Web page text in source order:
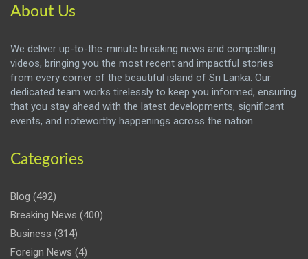
About Us
We deliver up-to-the-minute breaking news and compelling
videos, bringing you the most recent and impactful stories
from every corner of the beautiful island of Sri Lanka. Our
dedicated team works tirelessly to keep you informed, ensuring
that you stay ahead with the latest developments, significant
events, and noteworthy happenings across the nation.
Categories
Blog (492)
Breaking News (400)
Business (314)
Foreign News (4)